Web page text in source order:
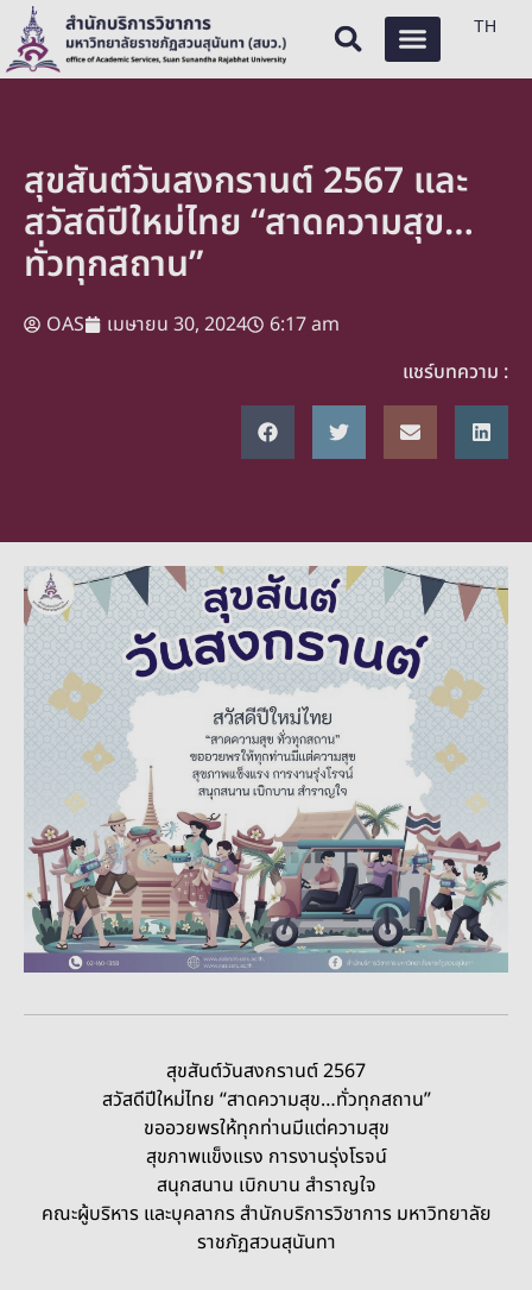
TH
สุขสันต์วันสงกรานต์ 2567 และ
สวัสดีปีใหม่ไทย “สาดความสุข…
ทั่วทุกสถาน”
OAS เมษายน 30, 2024
6:17 am
แชร์บทความ :
สุขสันต์วันสงกรานต์ 2567
สวัสดีปีใหม่ไทย “สาดความสุข…ทั่วทุกสถาน”
ขออวยพรให้ทุกท่านมีแต่ความสุข
สุขภาพแข็งแรง การงานรุ่งโรจน์
สนุกสนาน เบิกบาน สำราญใจ
คณะผู้บริหาร และบุคลากร สำนักบริการวิชาการ มหาวิทยาลัย
ราชภัฏสวนสุนันทา